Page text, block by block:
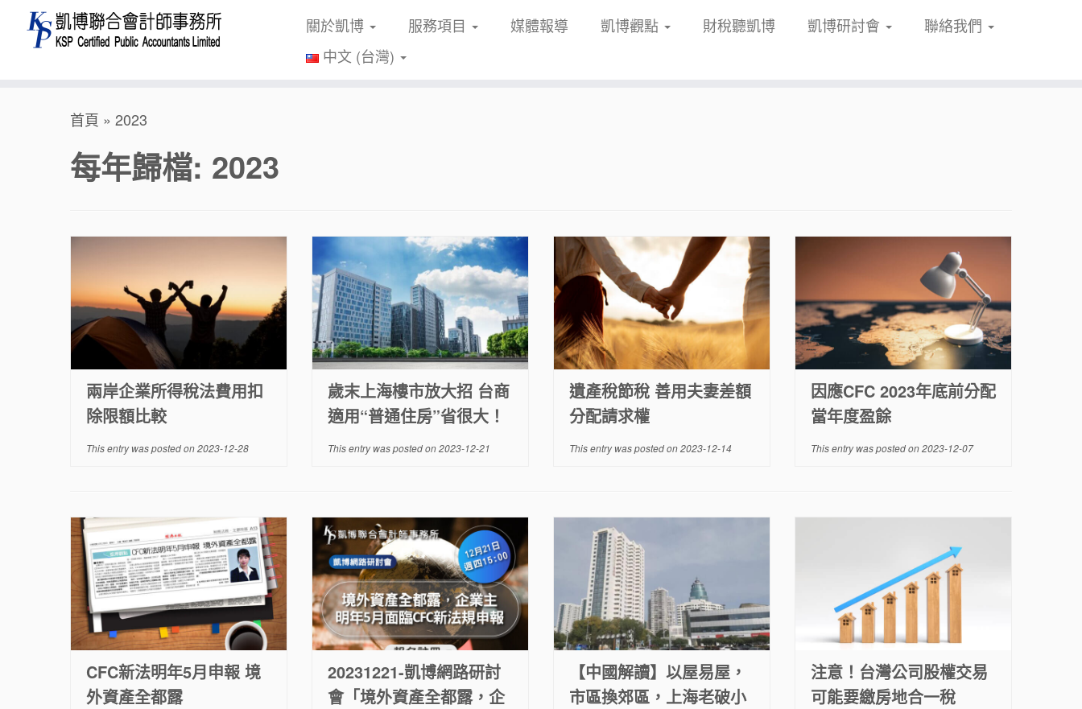
關於凱博 服務項目 媒體報導 凱博觀點 財稅聽凱博 凱博研討會
聯絡我們
中文 (台灣)
首頁 » 2023
每年歸檔: 2023
兩岸企業所得稅法費用扣
除限額比較
This entry was posted on2023-12-28
歲末上海樓市放大招 台商
適用“普通住房”省很大！
This entry was posted on2023-12-21
遺產稅節稅 善用夫妻差額
分配請求權
This entry was posted on2023-12-14
因應CFC 2023年底前分配
當年度盈餘
This entry was posted on2023-12-07
CFC新法明年5月申報 境
外資產全都露
20231221-凱博網路研討
會「境外資產全都露，企
【中國解讀】以屋易屋，
市區換郊區，上海老破小
注意！台灣公司股權交易
可能要繳房地合一稅